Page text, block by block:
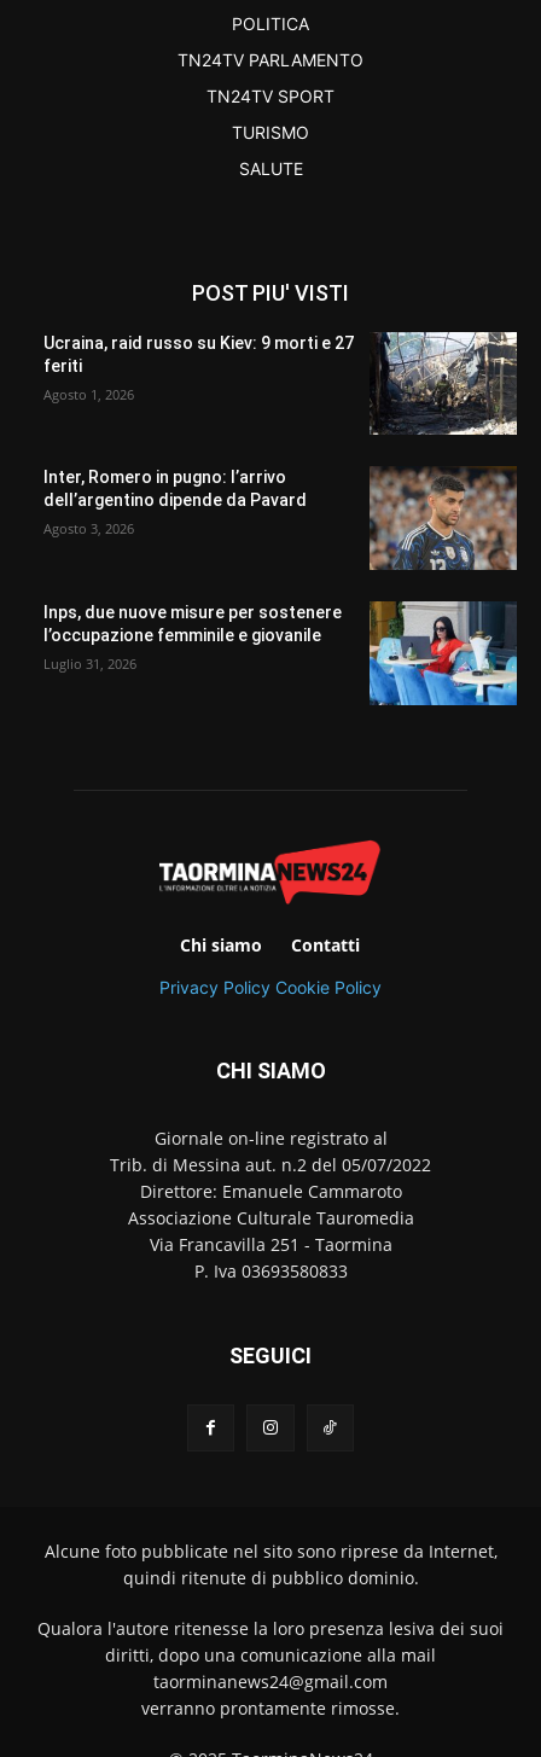
POLITICA
TN24TV PARLAMENTO
TN24TV SPORT
TURISMO
SALUTE
POST PIU' VISTI
Ucraina, raid russo su Kiev: 9 morti e 27
feriti
Agosto 1, 2026
Inter, Romero in pugno: l’arrivo
dell’argentino dipende da Pavard
Agosto 3, 2026
Inps, due nuove misure per sostenere
l’occupazione femminile e giovanile
Luglio 31, 2026
Chi siamo Contatti
Privacy Policy Cookie Policy
CHI SIAMO
Giornale on-line registrato al
Trib. di Messina aut. n.2 del 05/07/2022
Direttore: Emanuele Cammaroto
Associazione Culturale Tauromedia
Via Francavilla 251 - Taormina
P. Iva 03693580833
SEGUICI
Alcune foto pubblicate nel sito sono riprese da Internet,
quindi ritenute di pubblico dominio.
Qualora l'autore ritenesse la loro presenza lesiva dei suoi
diritti, dopo una comunicazione alla mail
taorminanews24@gmail.com
verranno prontamente rimosse.